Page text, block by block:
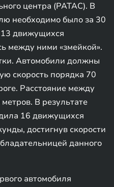
центра (PATAC). В
необходимо было за 30
13 движущихся
между ними «змейкой».
Автомобили должны
скорость порядка 70
Расстояние между
В результате
16 движущихся
достигнув скорости
данного
автомобиля